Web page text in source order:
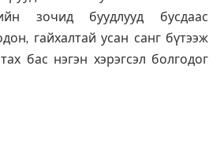
зочид буудлууд бусдаас
гайхалтай усан санг бүтээж
бас нэгэн хэрэгсэл болгодог